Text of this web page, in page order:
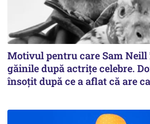
Motivul pentru care Sam Neill
găinile după actrițe celebre.
însoțit după ce a aflat că are